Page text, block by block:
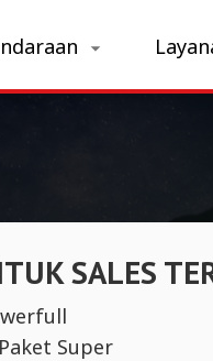
SALES
Super